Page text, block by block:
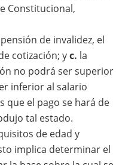
Constitucional,
de invalidez, el
cotización; yc. la
no podrá ser superior
inferior al salario
que el pago se hará de
tal estado.
de edad y
implica determinar el